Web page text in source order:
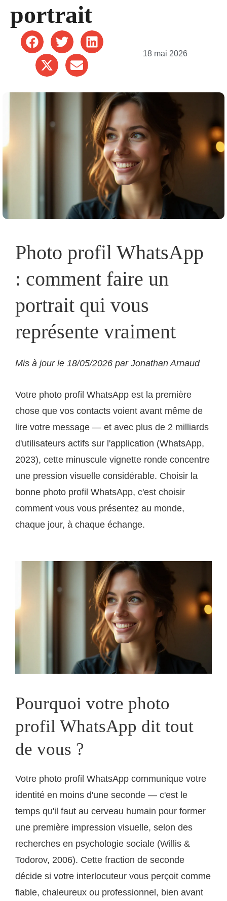
portrait
18 mai 2026
Photo profil WhatsApp
: comment faire un
portrait qui vous
représente vraiment
Mis à jour le 18/05/2026 par Jonathan Arnaud
Votre photo profil WhatsApp est la première
chose que vos contacts voient avant même de
lire votre message — et avec plus de 2 milliards
d'utilisateurs actifs sur l'application (WhatsApp,
2023), cette minuscule vignette ronde concentre
une pression visuelle considérable. Choisir la
bonne photo profil WhatsApp, c'est choisir
comment vous vous présentez au monde,
chaque jour, à chaque échange.
Pourquoi votre photo
profil WhatsApp dit tout
de vous ?
Votre photo profil WhatsApp communique votre
identité en moins d'une seconde — c'est le
temps qu'il faut au cerveau humain pour former
une première impression visuelle, selon des
recherches en psychologie sociale (Willis &
Todorov, 2006). Cette fraction de seconde
décide si votre interlocuteur vous perçoit comme
fiable, chaleureux ou professionnel, bien avant